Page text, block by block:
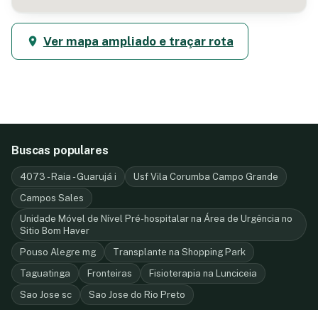
Ver mapa ampliado e traçar rota
Buscas populares
4073 - Raia - Guarujá i
Usf Vila Corumba Campo Grande
Campos Sales
Unidade Móvel de Nível Pré-hospitalar na Área de Urgência no
Sitio Bom Haver
Pouso Alegre mg
Transplante na Shopping Park
Taguatinga
Fronteiras
Fisioterapia na Lunciceia
Sao Jose sc
Sao Jose do Rio Preto